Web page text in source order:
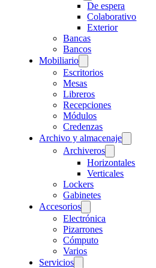
De espera
Colaborativo
Exterior
Bancas
Bancos
Mobiliario
Escritorios
Mesas
Libreros
Recepciones
Módulos
Credenzas
Archivo y almacenaje
Archiveros
Horizontales
Verticales
Lockers
Gabinetes
Accesorios
Electrónica
Pizarrones
Cómputo
Varios
Servicios